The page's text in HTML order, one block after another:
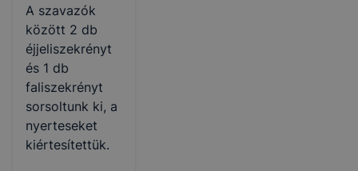
A szavazók
között 2 db
éjjeliszekrényt
és 1 db
faliszekrényt
sorsoltunk ki, a
nyerteseket
kiértesítettük.